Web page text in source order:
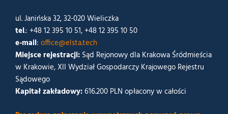
ul. Janińska 32, 32-020 Wieliczka
tel.: +48 12 395 10 51, +48 12 395 10 50
e-mail: office@elsta.tech
Miejsce rejestracji: Sąd Rejonowy dla Krakowa Śródmieścia
w Krakowie, XII Wydział Gospodarczy Krajowego Rejestru
Sądowego
Kapitał zakładowy:616.200 PLN opłacony w całości